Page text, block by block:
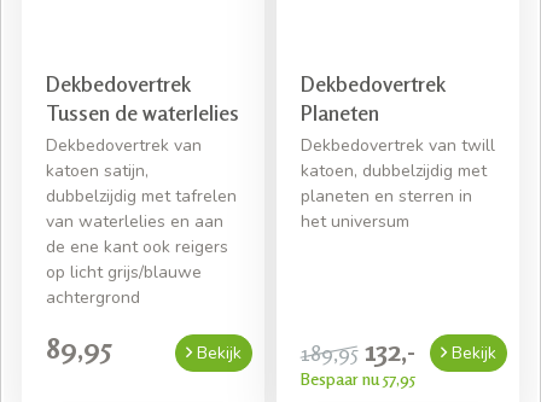
Dekbedovertrek
Tussen de waterlelies
Dekbedovertrek van
katoen satijn,
dubbelzijdig met tafrelen
van waterlelies en aan
de ene kant ook reigers
op licht grijs/blauwe
achtergrond
89,95 Bekijk
Dekbedovertrek
Planeten
Dekbedovertrek van twill
katoen, dubbelzijdig met
planeten en sterren in
het universum
189,95 132,-
Bespaar nu 57,95
Bekijk